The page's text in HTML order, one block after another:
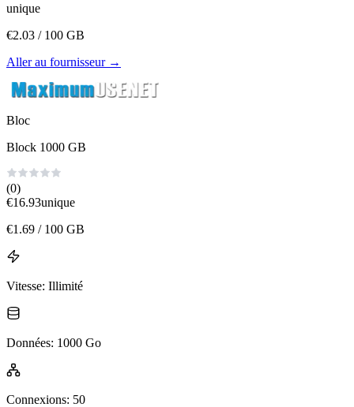
unique
€2.03 / 100 GB
Aller au fournisseur→
Bloc
Block 1000 GB
(0)
€16.93unique
€1.69 / 100 GB
Vitesse: Illimité
Données: 1000 Go
Connexions: 50